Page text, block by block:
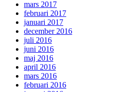
mars 2017
februari 2017
januari 2017
december 2016
juli 2016
juni 2016
maj 2016
april 2016
mars 2016
februari 2016